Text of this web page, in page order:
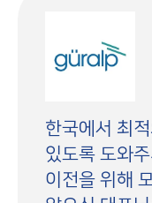
한국에서 최
있도록 도와
이전을 위해